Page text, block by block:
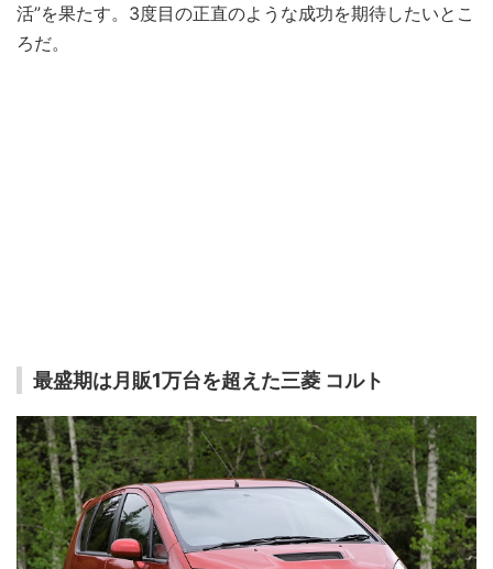
活”を果たす。3度目の正直のような成功を期待したいとこ
ろだ。
最盛期は月販1万台を超えた三菱 コルト